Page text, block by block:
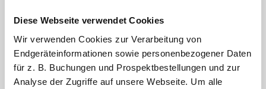
Diese Webseite verwendet Cookies
Wir verwenden Cookies zur Verarbeitung von
Endgeräteinformationen sowie personenbezogener Daten
für z. B. Buchungen und Prospektbestellungen und zur
Analyse der Zugriffe auf unsere Webseite. Um alle